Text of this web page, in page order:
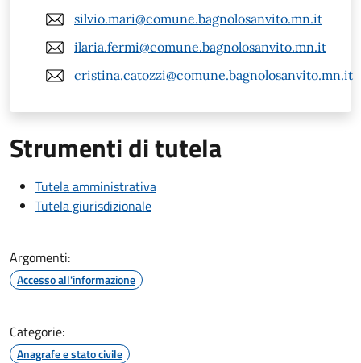
silvio.mari@comune.bagnolosanvito.mn.it
ilaria.fermi@comune.bagnolosanvito.mn.it
cristina.catozzi@comune.bagnolosanvito.mn.it
Strumenti di tutela
Tutela amministrativa
Tutela giurisdizionale
Argomenti:
Accesso all'informazione
Categorie:
Anagrafe e stato civile